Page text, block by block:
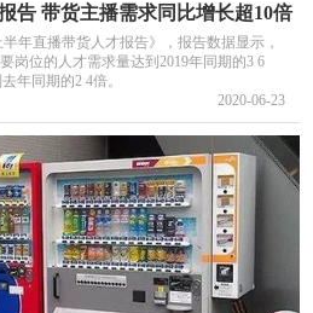
告 带货主播需求同比增长超10倍
年直播带货人才报告》，报告数据显示，
岗位的人才需求量达到2019年同期的3 6
年同期的2 4倍。
2020-06-23